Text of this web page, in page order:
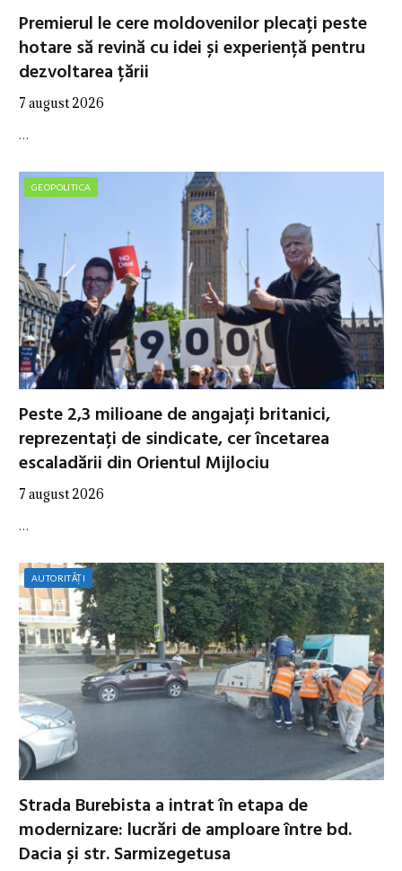
Premierul le cere moldovenilor plecați peste
hotare să revină cu idei și experiență pentru
dezvoltarea țării
7 august 2026
…
GEOPOLITICA
Peste 2,3 milioane de angajați britanici,
reprezentați de sindicate, cer încetarea
escaladării din Orientul Mijlociu
7 august 2026
…
AUTORITĂȚI
Strada Burebista a intrat în etapa de
modernizare: lucrări de amploare între bd.
Dacia și str. Sarmizegetusa